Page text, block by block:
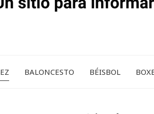
BALONCESTO BÉISBOL